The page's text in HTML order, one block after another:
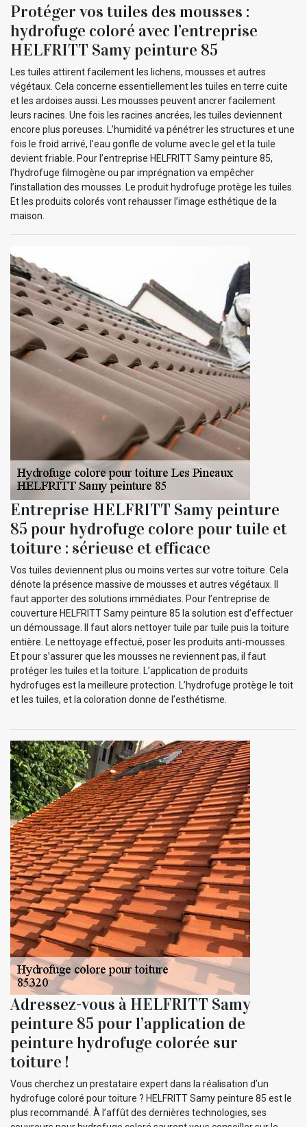
Protéger vos tuiles des mousses :
hydrofuge coloré avec l’entreprise
HELFRITT Samy peinture 85
Les tuiles attirent facilement les lichens, mousses et autres
végétaux. Cela concerne essentiellement les tuiles en terre cuite
et les ardoises aussi. Les mousses peuvent ancrer facilement
leurs racines. Une fois les racines ancrées, les tuiles deviennent
encore plus poreuses. L’humidité va pénétrer les structures et une
fois le froid arrivé, l’eau gonfle de volume avec le gel et la tuile
devient friable. Pour l’entreprise HELFRITT Samy peinture 85,
l’hydrofuge filmogène ou par imprégnation va empêcher
l’installation des mousses. Le produit hydrofuge protège les tuiles.
Et les produits colorés vont rehausser l’image esthétique de la
maison.
Entreprise HELFRITT Samy peinture
85 pour hydrofuge colore pour tuile et
toiture : sérieuse et efficace
Vos tuiles deviennent plus ou moins vertes sur votre toiture. Cela
dénote la présence massive de mousses et autres végétaux. Il
faut apporter des solutions immédiates. Pour l’entreprise de
couverture HELFRITT Samy peinture 85 la solution est d’effectuer
un démoussage. Il faut alors nettoyer tuile par tuile puis la toiture
entière. Le nettoyage effectué, poser les produits anti-mousses.
Et pour s’assurer que les mousses ne reviennent pas, il faut
protéger les tuiles et la toiture. L’application de produits
hydrofuges est la meilleure protection. L’hydrofuge protège le toit
et les tuiles, et la coloration donne de l’esthétisme.
Adressez-vous à HELFRITT Samy
peinture 85 pour l’application de
peinture hydrofuge colorée sur
toiture !
Vous cherchez un prestataire expert dans la réalisation d’un
hydrofuge coloré pour toiture ? HELFRITT Samy peinture 85 est le
plus recommandé. À l’affût des dernières technologies, ses